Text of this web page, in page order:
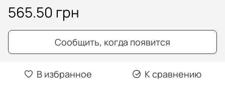
565.50 грн
Сообщить, когда появится
В избранное К сравнению